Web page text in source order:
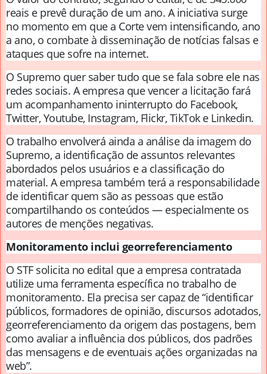
reais e prevê duração de um ano. A iniciativa surge
no momento em que a Corte vem intensificando, ano
a ano, o combate à disseminação de notícias falsas e
ataques que sofre na internet.
O Supremo quer saber tudo que se fala sobre ele nas
redes sociais. A empresa que vencer a licitação fará
um acompanhamento ininterrupto do Facebook,
Twitter, Youtube, Instagram, Flickr, TikTok e Linkedin.
O trabalho envolverá ainda a análise da imagem do
Supremo, a identificação de assuntos relevantes
abordados pelos usuários e a classificação do
material. A empresa também terá a responsabilidade
de identificar quem são as pessoas que estão
compartilhando os conteúdos — especialmente os
autores de menções negativas.
Monitoramento inclui georreferenciamento
O STF solicita no edital que a empresa contratada
utilize uma ferramenta específica no trabalho de
monitoramento. Ela precisa ser capaz de “identificar
públicos, formadores de opinião, discursos adotados,
georreferenciamento da origem das postagens, bem
como avaliar a influência dos públicos, dos padrões
das mensagens e de eventuais ações organizadas na
web”.